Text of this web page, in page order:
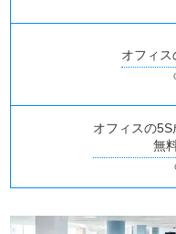
オフィス
オフィスの
無